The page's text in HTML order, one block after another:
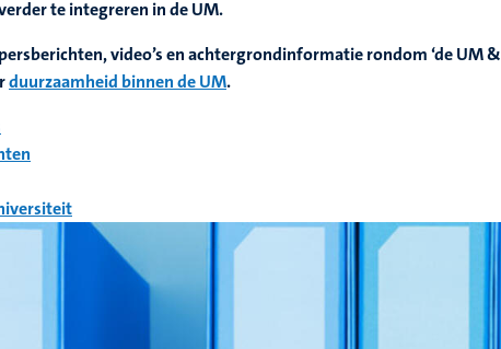
te integreren in de UM.
video’s en achtergrondinformatie rondom ‘de UM &
duurzaamheid binnen de UM.